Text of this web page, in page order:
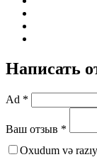
Написать
Ad *
Ваш отзыв *
Oxudum və